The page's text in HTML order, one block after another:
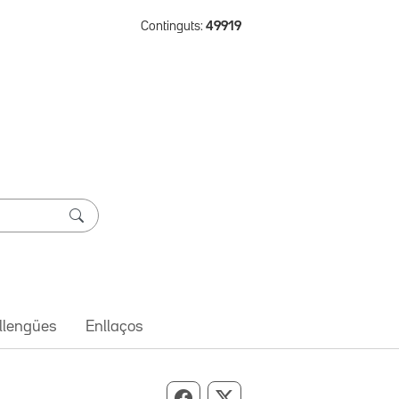
Continguts: 49919
Enllaços